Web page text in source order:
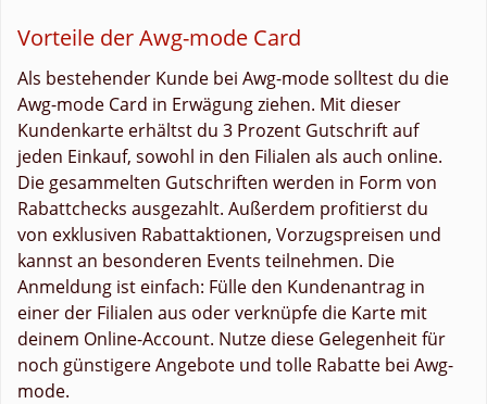
Vorteile der Awg-mode Card
Als bestehender Kunde bei Awg-mode solltest du die
Awg-mode Card in Erwägung ziehen. Mit dieser
Kundenkarte erhältst du 3 Prozent Gutschrift auf
jeden Einkauf, sowohl in den Filialen als auch online.
Die gesammelten Gutschriften werden in Form von
Rabattchecks ausgezahlt. Außerdem profitierst du
von exklusiven Rabattaktionen, Vorzugspreisen und
kannst an besonderen Events teilnehmen. Die
Anmeldung ist einfach: Fülle den Kundenantrag in
einer der Filialen aus oder verknüpfe die Karte mit
deinem Online-Account. Nutze diese Gelegenheit für
noch günstigere Angebote und tolle Rabatte bei Awg-
mode.